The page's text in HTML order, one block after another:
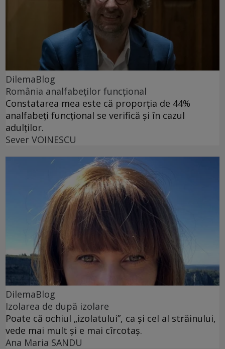
DilemaBlog
România analfabeților funcțional
Constatarea mea este că proporția de 44%
analfabeți funcțional se verifică și în cazul
adulților.
Sever VOINESCU
DilemaBlog
Izolarea de după izolare
Poate că ochiul „izolatului”, ca și cel al străinului,
vede mai mult și e mai cîrcotaș.
Ana Maria SANDU